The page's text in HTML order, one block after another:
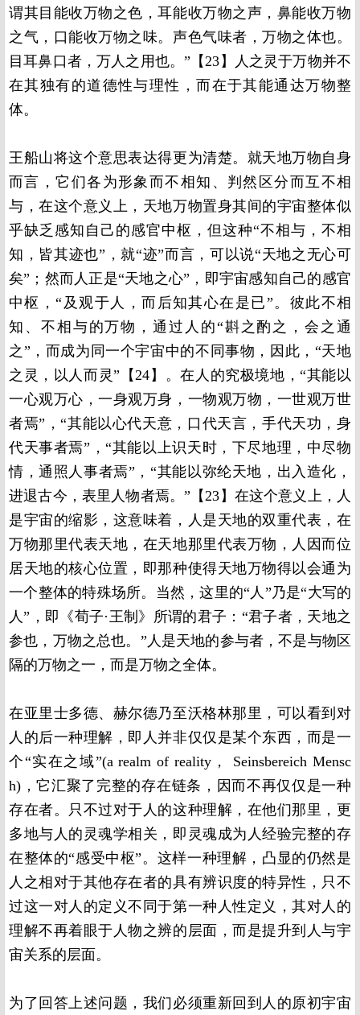
谓其目能收万物之色，耳能收万物之声，鼻能收万物
之气，口能收万物之味。声色气味者，万物之体也。
目耳鼻口者，万人之用也。”【23】人之灵于万物并不
在其独有的道德性与理性，而在于其能通达万物整
体。
王船山将这个意思表达得更为清楚。就天地万物自身
而言，它们各为形象而不相知、判然区分而互不相
与，在这个意义上，天地万物置身其间的宇宙整体似
乎缺乏感知自己的感官中枢，但这种“不相与，不相
知，皆其迹也”，就“迹”而言，可以说“天地之无心可
矣”；然而人正是“天地之心”，即宇宙感知自己的感官
中枢，“及观于人，而后知其心在是已”。彼此不相
知、不相与的万物，通过人的“斟之酌之，会之通
之”，而成为同一个宇宙中的不同事物，因此，“天地
之灵，以人而灵”【24】。在人的究极境地，“其能以
一心观万心，一身观万身，一物观万物，一世观万世
者焉”，“其能以心代天意，口代天言，手代天功，身
代天事者焉”，“其能以上识天时，下尽地理，中尽物
情，通照人事者焉”，“其能以弥纶天地，出入造化，
进退古今，表里人物者焉。”【23】在这个意义上，人
是宇宙的缩影，这意味着，人是天地的双重代表，在
万物那里代表天地，在天地那里代表万物，人因而位
居天地的核心位置，即那种使得天地万物得以会通为
一个整体的特殊场所。当然，这里的“人”乃是“大写的
人”，即《荀子·王制》所谓的君子：“君子者，天地之
参也，万物之总也。”人是天地的参与者，不是与物区
隔的万物之一，而是万物之全体。
在亚里士多德、赫尔德乃至沃格林那里，可以看到对
人的后一种理解，即人并非仅仅是某个东西，而是一
个“实在之域”(a realm of reality， Seinsbereich Mensc
h)，它汇聚了完整的存在链条，因而不再仅仅是一种
存在者。只不过对于人的这种理解，在他们那里，更
多地与人的灵魂学相关，即灵魂成为人经验完整的存
在整体的“感受中枢”。这样一种理解，凸显的仍然是
人之相对于其他存在者的具有辨识度的特异性，只不
过这一对人的定义不同于第一种人性定义，其对人的
理解不再着眼于人物之辨的层面，而是提升到人与宇
宙关系的层面。
为了回答上述问题，我们必须重新回到人的原初宇宙